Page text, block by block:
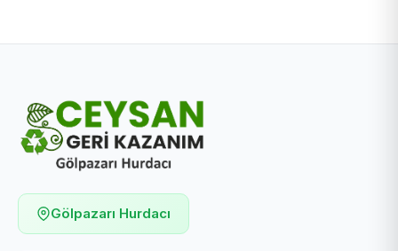
Gölpazarı Hurdacı